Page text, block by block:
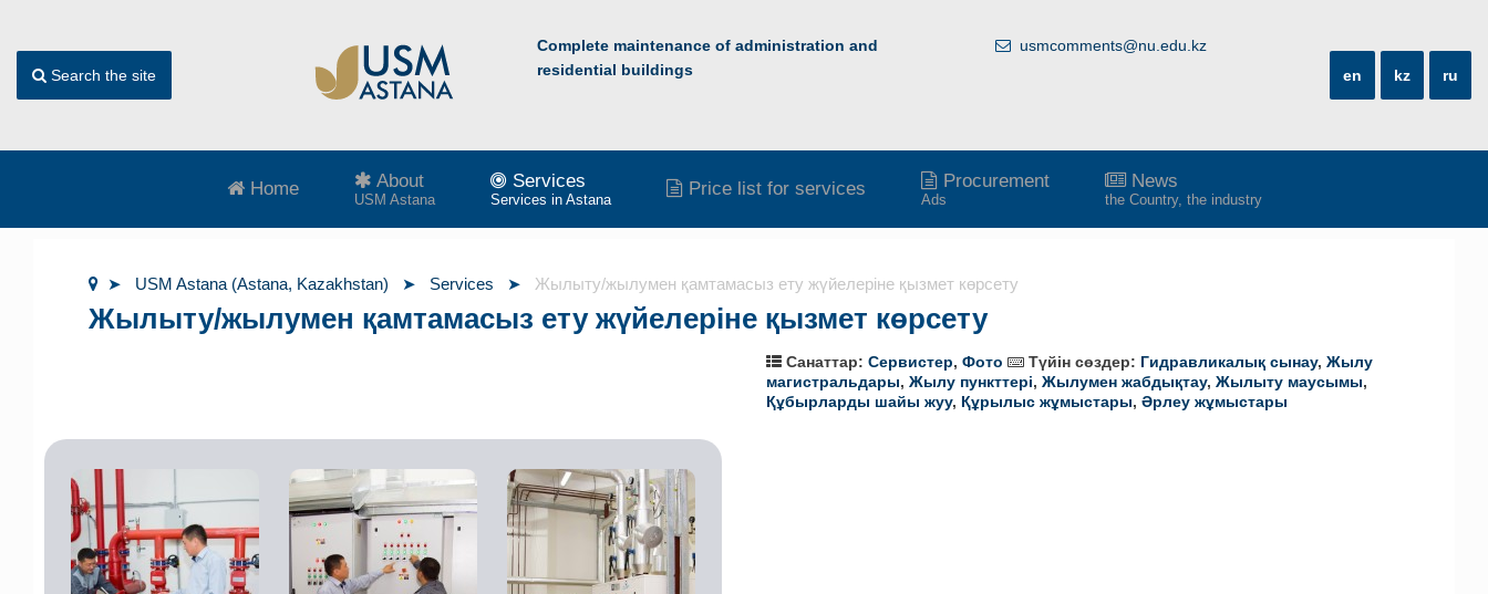
Search the site
Complete maintenance of administration and
residential buildings
usmcomments@nu.edu.kz
ru
kz
en
Home About
USM Astana
Services
Services in Astana
Price list for services Procurement
Ads
News
the Country, the industry
USM Astana (Astana, Kazakhstan) Services Жылыту/жылумен қамтамасыз ету жүйелеріне қызмет көрсету
Жылыту/жылумен қамтамасыз ету жүйелеріне қызмет көрсету
Санаттар: Сервистер, Фото Түйін сөздер: Гидравликалық сынау, Жылу
магистральдары, Жылу пункттері, Жылумен жабдықтау, Жылыту маусымы,
Құбырларды шайы жуу, Құрылыс жұмыстары, Әрлеу жұмыстары